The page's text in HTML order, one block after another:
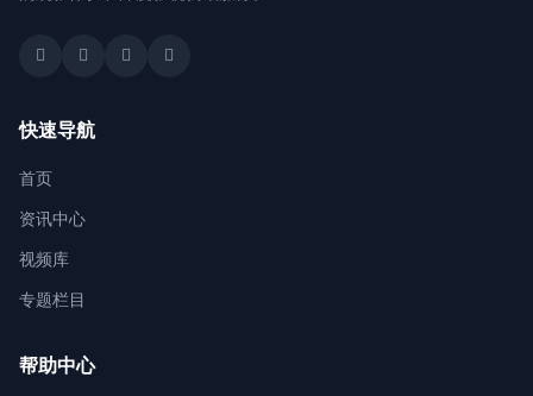
快速导航
首页
资讯中心
视频库
专题栏目
帮助中心